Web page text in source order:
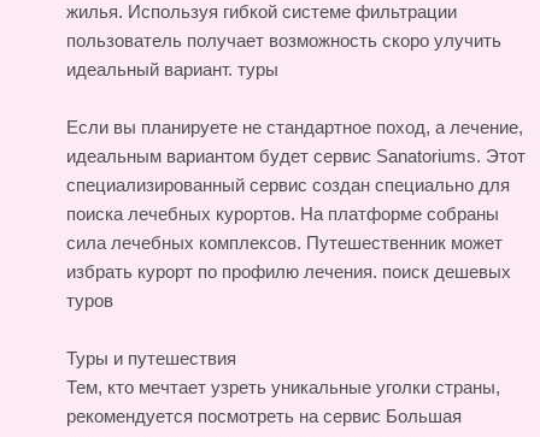
жилья. Используя гибкой системе фильтрации
пользователь получает возможность скоро улучить
идеальный вариант. туры
Если вы планируете не стандартное поход, а лечение,
идеальным вариантом будет сервис Sanatoriums. Этот
специализированный сервис создан специально для
поиска лечебных курортов. На платформе собраны
сила лечебных комплексов. Путешественник может
избрать курорт по профилю лечения. поиск дешевых
туров
Туры и путешествия
Тем, кто мечтает узреть уникальные уголки страны,
рекомендуется посмотреть на сервис Большая